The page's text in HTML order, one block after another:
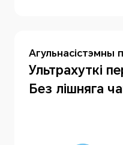
Clone
Агульнасістэмны
Ультрахуткі
Без лішняга